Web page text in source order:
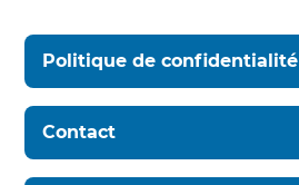
Politique de confidentialité
Contact